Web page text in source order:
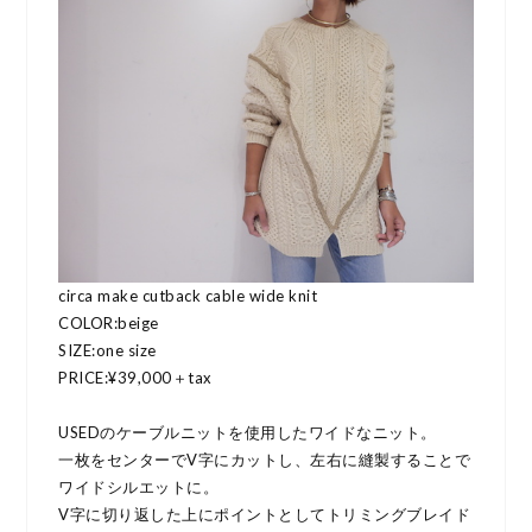
circa make cutback cable wide knit
COLOR:beige
SIZE:one size
PRICE:¥39,000＋tax
USEDのケーブルニットを使用したワイドなニット。
一枚をセンターでV字にカットし、左右に縫製することで
ワイドシルエットに。
V字に切り返した上にポイントとしてトリミングブレイド